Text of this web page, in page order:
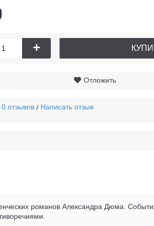
+
Отложить
0 отзывов / Написать отзыв
романов Александра Дюма.